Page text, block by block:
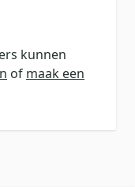
kunnen
of maak een